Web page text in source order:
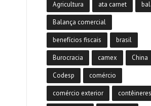
Agricultura ata carnet
Balança comercial
benefícios fiscais brasil
Burocracia camex China
Codesp comércio
comércio exterior contêineres